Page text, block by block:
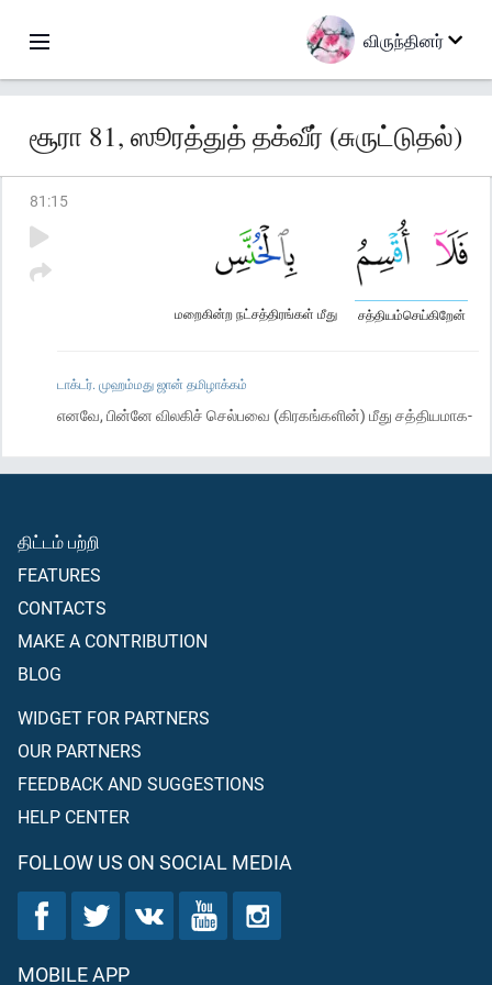
விருந்தினர்
சூரா 81, ஸூரத்துத் தக்வீர் (சுருட்டுதல்)
81 :15
சத்தியம்செய்கிறேன்
மறைகின்ற நட்சத்திரங்கள் மீது
டாக்டர். முஹம்மது ஜான் தமிழாக்கம்
எனவே, பின்னே விலகிச் செல்பவை (கிரகங்களின்) மீது சத்தியமாக-
திட்டம் பற்றி
FEATURES
CONTACTS
MAKE A CONTRIBUTION
BLOG
WIDGET FOR PARTNERS
OUR PARTNERS
FEEDBACK AND SUGGESTIONS
HELP CENTER
FOLLOW US ON SOCIAL MEDIA
MOBILE APP